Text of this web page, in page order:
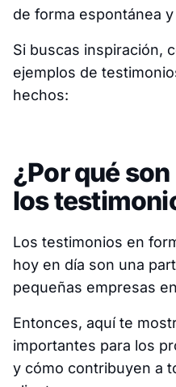
de forma espontánea
Si buscas inspiración,
ejemplos de
hechos:
¿Por qué
los
Los testimonios en
hoy en día son una
pequeñas empresas
Entonces, aquí te
importantes para los
y cómo contribuyen a